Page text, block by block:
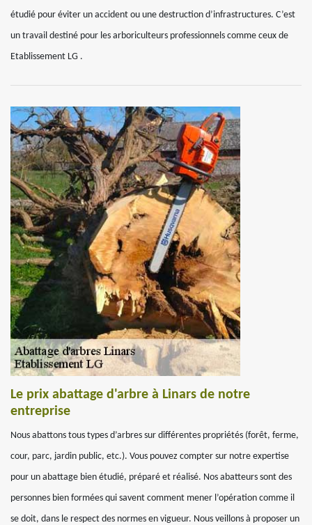
étudié pour éviter un accident ou une destruction d’infrastructures. C’est
un travail destiné pour les arboriculteurs professionnels comme ceux de
Etablissement LG .
Le prix abattage d'arbre à Linars de notre
entreprise
Nous abattons tous types d’arbres sur différentes propriétés (forêt, ferme,
cour, parc, jardin public, etc.). Vous pouvez compter sur notre expertise
pour un abattage bien étudié, préparé et réalisé. Nos abatteurs sont des
personnes bien formées qui savent comment mener l’opération comme il
se doit, dans le respect des normes en vigueur. Nous veillons à proposer un